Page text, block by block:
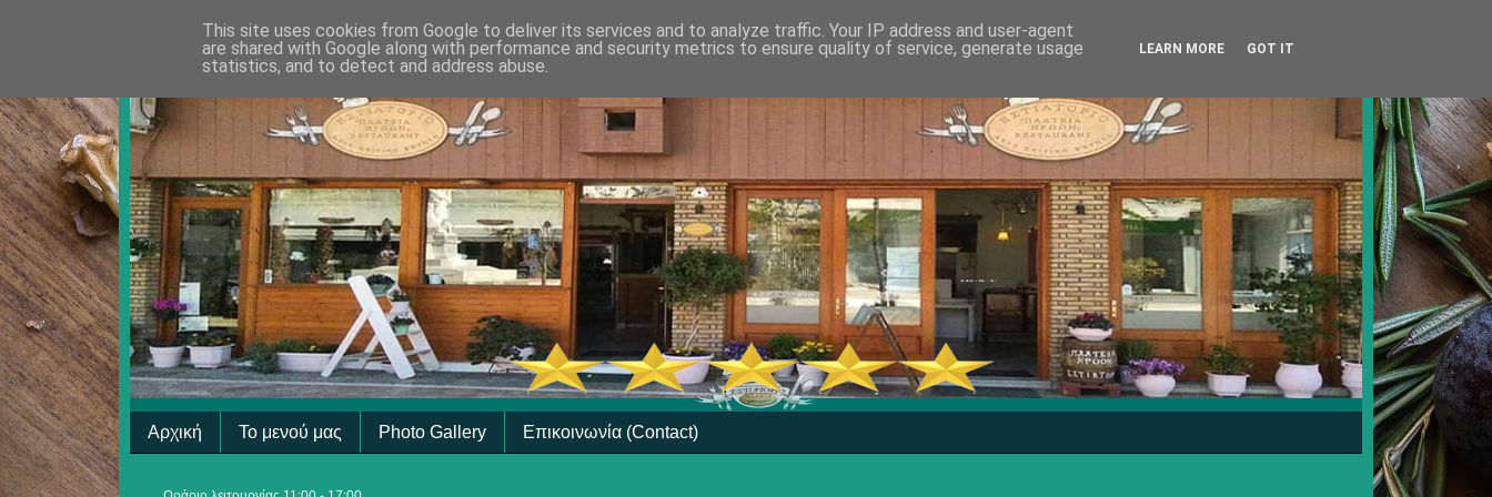
Αρχική Το μενού μας Photo Gallery Επικοινωνία (Contact)
This site uses cookies from Google to deliver its services and to analyze traffic. Your IP address and user-agent
are shared with Google along with performance and security metrics to ensure quality of service, generate usage
statistics, and to detect and address abuse.
LEARN MORE GOT IT